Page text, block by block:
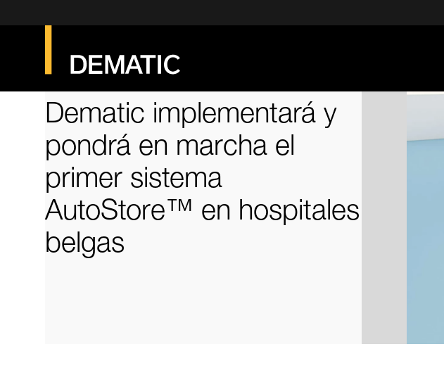
Dematic implementará y
pondrá en marcha el
primer sistema
AutoStore™ en hospitales
belgas